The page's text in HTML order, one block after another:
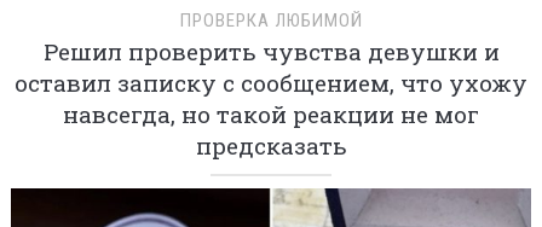
ПРОВЕРКА ЛЮБИМОЙ
Решил проверить чувства девушки и
оставил записку с сообщением, что ухожу
навсегда, но такой реакции не мог
предсказать